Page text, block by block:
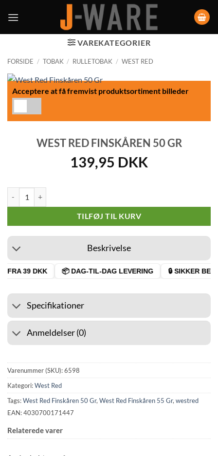
VAREKATEGORIER
FORSIDE / TOBAK / RULLETOBAK / WEST RED
Acceptere at få fremvist produktsortiment billeder
WEST RED FINSKÅREN 50 GR
139,95 DKK
TILFØJ TIL KURV
Beskrivelse
39 DKK 📦 DAG-TIL-DAG LEVERING 🔒 SIKKER
Specifikationer
Anmeldelser (0)
Varenummer (SKU):6598
Kategori:West Red
Tags:West Red Finskåren 50 Gr, West Red Finskåren 55 Gr, westred
EAN: 4030700171447
Relaterede varer